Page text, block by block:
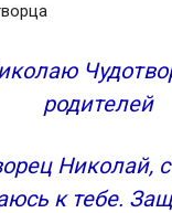
родителей
Николай,
к тебе.